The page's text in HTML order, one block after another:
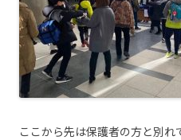
ここから先は保護者の方と別れ